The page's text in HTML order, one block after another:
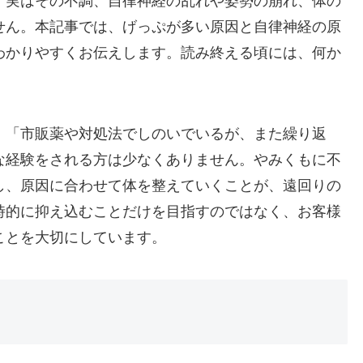
。本記事では、げっぷが多い原因と自律神経の原
りやすくお伝えします。読み終える頃には、何か
市販薬や対処法でしのいでいるが、また繰り返
験をされる方は少なくありません。やみくもに不
原因に合わせて体を整えていくことが、遠回りの
に抑え込むことだけを目指すのではなく、お客様
を大切にしています。